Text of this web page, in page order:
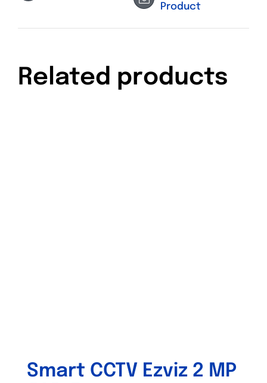
Product
Related products
Smart CCTV Ezviz 2 MP